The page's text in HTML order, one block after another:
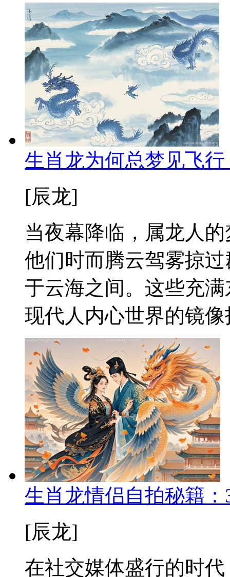
生肖龙为何总梦见飞
[辰龙]
当夜幕降临，属龙人
他们时而腾云驾雾掠
于云海之间。这些充
现代人内心世界的镜
生肖龙情侣自拍秘籍
[辰龙]
在社交媒体盛行的时